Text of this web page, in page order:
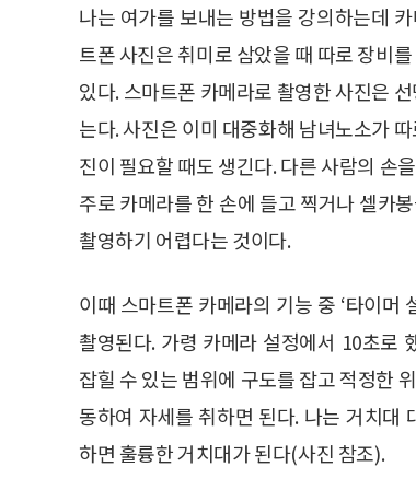
나는 여가를 보내는 방법을 강의하는데
트폰 사진은 취미로 삼았을 때 따로 장비
있다. 스마트폰 카메라로 촬영한 사진은
는다. 사진은 이미 대중화해 남녀노소가
진이 필요할 때도 생긴다. 다른 사람의 손
주로 카메라를 한 손에 들고 찍거나 셀카
촬영하기 어렵다는 것이다.
이때 스마트폰 카메라의 기능 중 ‘타이머
촬영된다. 가령 카메라 설정에서 10초로
잡힐 수 있는 범위에 구도를 잡고 적정한
동하여 자세를 취하면 된다. 나는 거치대
하면 훌륭한 거치대가 된다(사진 참조).